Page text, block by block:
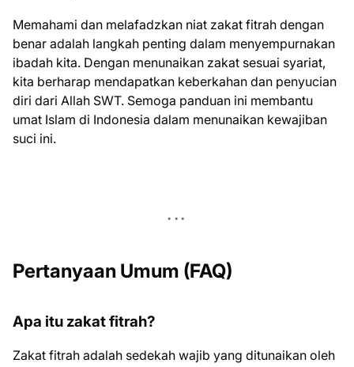
Memahami dan melafadzkan niat zakat fitrah dengan
benar adalah langkah penting dalam menyempurnakan
ibadah kita. Dengan menunaikan zakat sesuai syariat,
kita berharap mendapatkan keberkahan dan penyucian
diri dari Allah SWT. Semoga panduan ini membantu
umat Islam di Indonesia dalam menunaikan kewajiban
suci ini.
Pertanyaan Umum (FAQ)
Apa itu zakat fitrah?
Zakat fitrah adalah sedekah wajib yang ditunaikan oleh